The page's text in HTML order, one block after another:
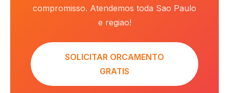
compromisso. Atendemos toda Sao Paulo
e regiao!
SOLICITAR ORCAMENTO
GRATIS